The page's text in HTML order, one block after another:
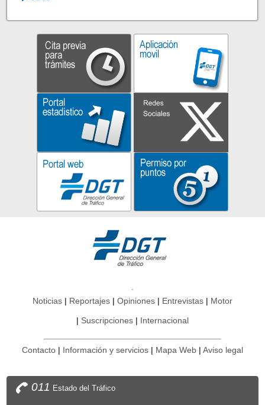
Noticias Reportajes Opiniones Entrevistas Motor
Suscripciones Internacional
Contacto Información y servicios Mapa Web Aviso legal
011 Estado del Tráfico